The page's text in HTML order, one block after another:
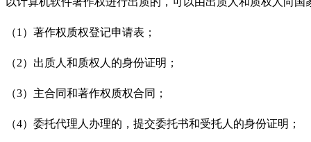
（1 ）著作权质权登记申请表；
（2）出质人和质权人的身份证明；
（3）主合同和著作权质权合同；
（4）委托代理人办理的，提交委托书和受托人的身份证明；